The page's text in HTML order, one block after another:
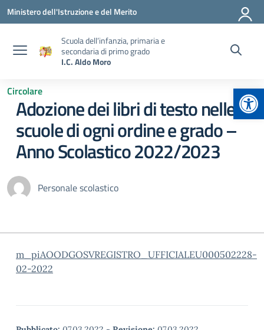
Vai ai contenuti
Vai al menu di navigazione
Vai al footer
Ministero dell'Istruzione e del Merito
Scuola dell’infanzia, primaria e
secondaria di primo grado
I.C. Aldo Moro
Circolare
Adozione dei libri di testo nelle
scuole di ogni ordine e grado –
Anno Scolastico 2022/2023
Personale scolastico
m_piAOODGOSVREGISTRO_UFFICIALEU000502228-
02-2022